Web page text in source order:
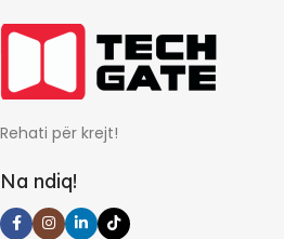
24
Rehati për krejt!
Na ndiq!